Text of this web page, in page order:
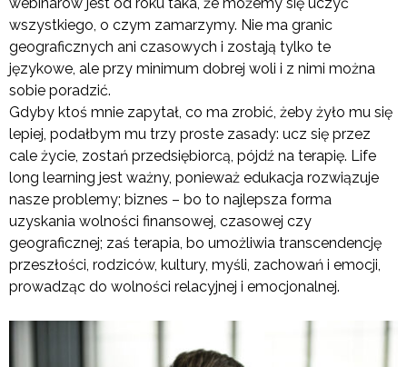
wszystkiego, o czym zamarzymy. Nie ma granic
geograficznych ani czasowych i zostają tylko te
językowe, ale przy minimum dobrej woli i z nimi można
sobie poradzić.
Gdyby ktoś mnie zapytał, co ma zrobić, żeby żyło mu się
lepiej, podałbym mu trzy proste zasady: ucz się przez
cale życie, zostań przedsiębiorcą, pójdź na terapię. Life
long learning jest ważny, ponieważ edukacja rozwiązuje
nasze problemy; biznes – bo to najlepsza forma
uzyskania wolności finansowej, czasowej czy
geograficznej; zaś terapia, bo umożliwia transcendencję
przeszłości, rodziców, kultury, myśli, zachowań i emocji,
prowadząc do wolności relacyjnej i emocjonalnej.